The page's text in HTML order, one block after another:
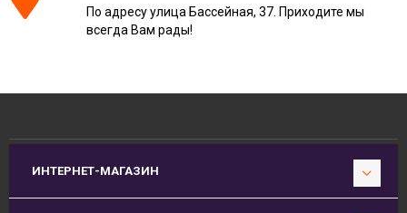
По адресу улица Бассейная, 37. Приходите мы
всегда Вам рады!
ИНТЕРНЕТ-МАГАЗИН